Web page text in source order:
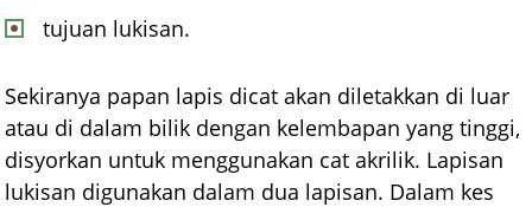
tujuan lukisan.
Sekiranya papan lapis dicat akan diletakkan di luar
atau di dalam bilik dengan kelembapan yang tinggi,
disyorkan untuk menggunakan cat akrilik. Lapisan
lukisan digunakan dalam dua lapisan. Dalam kes